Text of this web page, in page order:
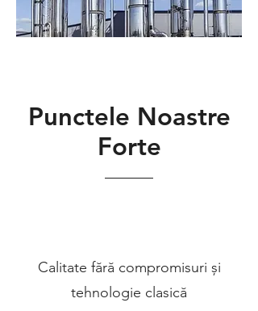
Punctele Noastre
Forte
Calitate fără compromisuri și
tehnologie clasică